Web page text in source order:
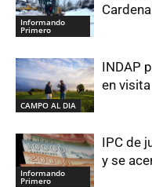
Informando
Primero
CAMPO AL DIA
INDAP
en
Informando
Primero
IPC de
y se